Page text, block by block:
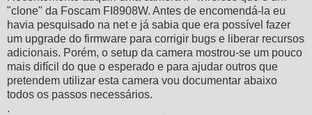
"clone" da Foscam FI8908W. Antes de encomendá-la eu
havia pesquisado na net e já sabia que era possível fazer
um upgrade do firmware para corrigir bugs e liberar recursos
adicionais. Porém, o setup da camera mostrou-se um pouco
mais difícil do que o esperado e para ajudar outros que
pretendem utilizar esta camera vou documentar abaixo
todos os passos necessários.
.